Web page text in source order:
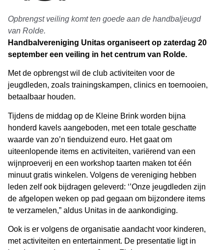
Opbrengst veiling komt ten goede aan de handbaljeugd
van Rolde.
Handbalvereniging Unitas organiseert op zaterdag 20
september een veiling in het centrum van Rolde.
Met de opbrengst wil de club activiteiten voor de
jeugdleden, zoals trainingskampen, clinics en toernooien,
betaalbaar houden.
Tijdens de middag op de Kleine Brink worden bijna
honderd kavels aangeboden, met een totale geschatte
waarde van zo’n tienduizend euro. Het gaat om
uiteenlopende items en activiteiten, variërend van een
wijnproeverij en een workshop taarten maken tot één
minuut gratis winkelen. Volgens de vereniging hebben
leden zelf ook bijdragen geleverd: ‘’Onze jeugdleden zijn
de afgelopen weken op pad gegaan om bijzondere items
te verzamelen,” aldus Unitas in de aankondiging.
Ook is er volgens de organisatie aandacht voor kinderen,
met activiteiten en entertainment. De presentatie ligt in